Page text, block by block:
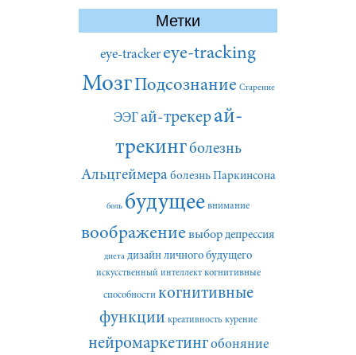
Метки
eye-tracker eye-tracking
МозгПодсознание Старение
ЭЭГай-трекерай-
трекингболезнь
Альцгеймера болезнь Паркинсона
боль будущее внимание
воображение выбор депрессия
диета дизайн личного будущего
искусственный интеллект когнитивные
способности когнитивные
функции креативность курение
нейромаркетингобоняние